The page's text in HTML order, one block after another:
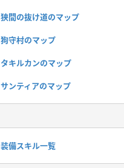
狭間の抜け道のマップ
狗守村のマップ
タキルカンのマップ
サンティアのマップ
装備スキル一覧